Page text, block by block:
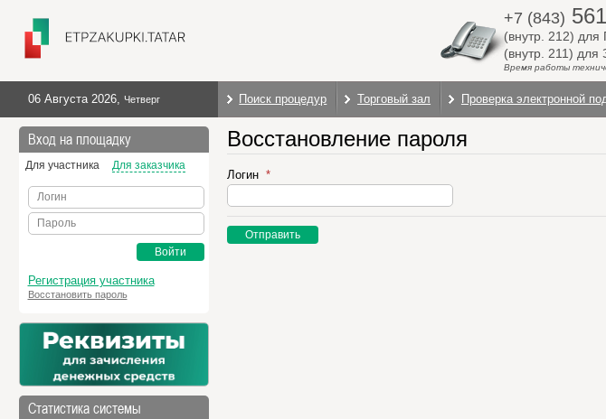
+7 (843)
(внутр. 212) для
(внутр. 211) для
Время работы
06 Августа 2026, Четверг Поиск процедур Торговый зал Проверка электронной
Вход на площадку
Для участника Для заказчика
Логин
Пароль
Войти
Регистрация участника
Восстановить пароль
Статистика системы
Восстановление пароля
Логин
Отправить